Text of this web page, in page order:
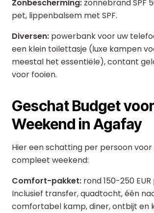
Zonbescherming: zonnebrand SPF
pet, lippenbalsem met SPF.
Diversen: powerbank voor uw
een klein toilettasje (luxe kampen
meestal het essentiële), contant
voor fooien.
Geschat Budget
Weekend in Agafay
Hier een schatting per persoon voor
compleet weekend:
Comfort-pakket: rond 150-250
Inclusief transfer, quadtocht, één
comfortabel kamp, diner, ontbijt en